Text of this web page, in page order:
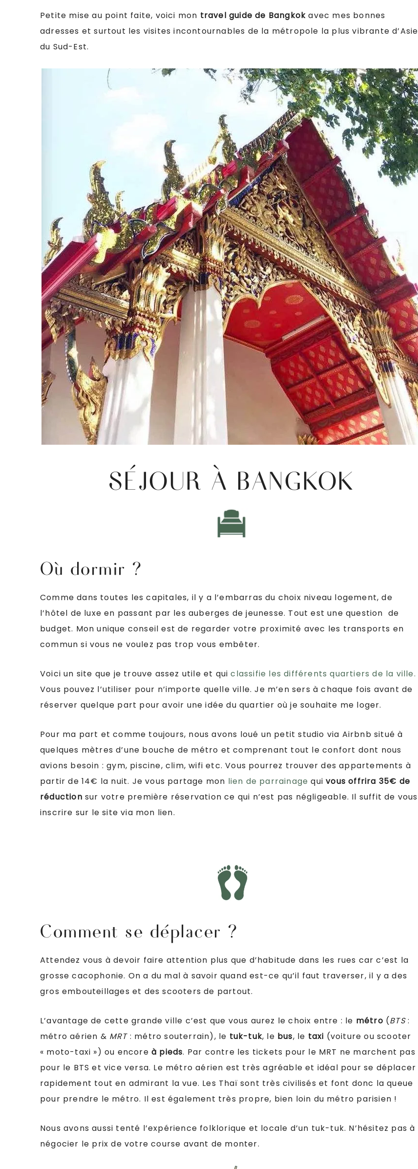
Petite mise au point faite, voici mon travel guide de Bangkok avec mes bonnes
adresses et surtout les visites incontournables de la métropole la plus vibrante d’Asie
du Sud-Est.
SÉJOUR À BANGKOK
Où dormir ?
Comme dans toutes les capitales, il y a l’embarras du choix niveau logement, de
l’hôtel de luxe en passant par les auberges de jeunesse. Tout est une question de
budget. Mon unique conseil est de regarder votre proximité avec les transports en
commun si vous ne voulez pas trop vous embêter.
Voici un site que je trouve assez utile et quiclassifie les différents quartiers de la ville.
Vous pouvez l’utiliser pour n’importe quelle ville. Je m’en sers à chaque fois avant de
réserver quelque part pour avoir une idée du quartier où je souhaite me loger.
Pour ma part et comme toujours, nous avons loué un petit studio via Airbnb situé à
quelques mètres d’une bouche de métro et comprenant tout le confort dont nous
avions besoin : gym, piscine, clim, wifi etc. Vous pourrez trouver des appartements à
partir de 14€ la nuit. Je vous partage mon lien de parrainage quivous offrira 35€ de
réduction sur votre première réservation ce qui n’est pas négligeable. Il suffit de vous
inscrire sur le site via mon lien.
Comment se déplacer ?
Attendez vous à devoir faire attention plus que d’habitude dans les rues car c’est la
grosse cacophonie. On a du mal à savoir quand est-ce qu’il faut traverser, il y a des
gros embouteillages et des scooters de partout.
L’avantage de cette grande ville c’est que vous aurez le choix entre : le métro (BTS:
métro aérien & MRT: métro souterrain), le tuk-tuk, le bus, le taxi (voiture ou scooter
« moto-taxi ») ou encore à pieds. Par contre les tickets pour le MRT ne marchent pas
pour le BTS et vice versa. Le métro aérien est très agréable et idéal pour se déplacer
rapidement tout en admirant la vue. Les Thaï sont très civilisés et font donc la queue
pour prendre le métro. Il est également très propre, bien loin du métro parisien !
Nous avons aussi tenté l’expérience folklorique et locale d’un tuk-tuk. N’hésitez pas à
négocier le prix de votre course avant de monter.